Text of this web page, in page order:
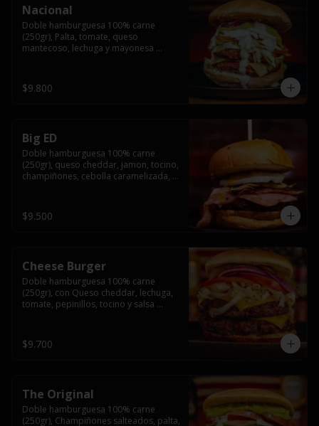
Nacional
Doble hamburguesa 100% carne
(250gr), Palta, tomate, queso
mantecoso, lechuga y mayonesa
$9.800
Big ED
Doble hamburguesa 100% carne
(250gr), queso cheddar, jamon, tocino,
champiñones, cebolla caramelizada,
$9.500
Cheese Burger
Doble hamburguesa 100% carne
(250gr), con Queso cheddar, lechuga,
tomate, pepinillos, tocino y salsa
$9.700
The Original
Doble hamburguesa 100% carne
(250gr), Champiñones salteados, palta,